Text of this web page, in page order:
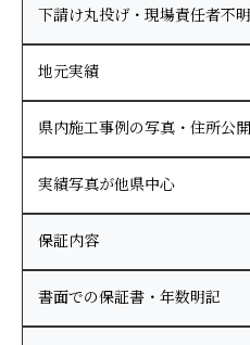
下請け丸投げ・現場責任者不明
地元実績
県内施工事例の写真・住所公開
実績写真が他県中心
保証内容
書面での保証書・年数明記